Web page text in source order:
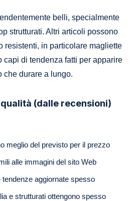
belli, specialmente
strutturati. Altri articoli possono
resistenti, in particolare magliette
capi di tendenza fatti per apparire
che durare a lungo.
(dalle recensioni)
meglio del previsto per il prezzo
alle immagini del sito Web
aggiornate spesso
e strutturati ottengono spesso